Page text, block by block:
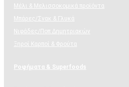
Μέλι & Μελισσοκομικά προϊόντα
Μπάρες/Σνακ & Γλυκά
Νιφάδες/Ποπ Δημητριακών
Ξηροί Καρποί & Φρούτα
Ροφήματα & Superfoods